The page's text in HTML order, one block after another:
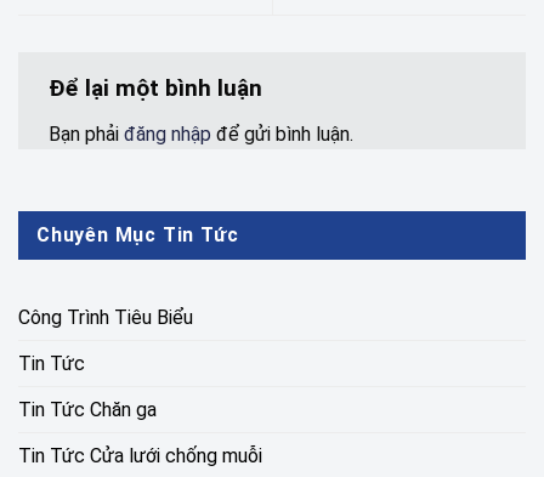
Để lại một bình luận
Bạn phải đăng nhập để gửi bình luận.
Chuyên Mục Tin Tức
Công Trình Tiêu Biểu
Tin Tức
Tin Tức Chăn ga
Tin Tức Cửa lưới chống muỗi